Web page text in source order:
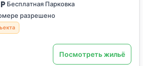
Бесплатная Парковка
разрешено
Посмотреть жильё